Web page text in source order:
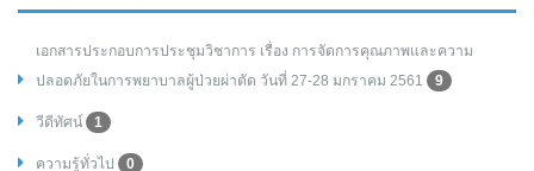
เอกสารประกอบการประชุมวิชาการ เรื่อง การจัดการคุณภาพและความ
ปลอดภัยในการพยาบาลผู้ป่วยผ่าตัด วันที่ 27-28 มกราคม 2561
9
วีดีทัศน์ 1
ความรู้ทั่วไป 0